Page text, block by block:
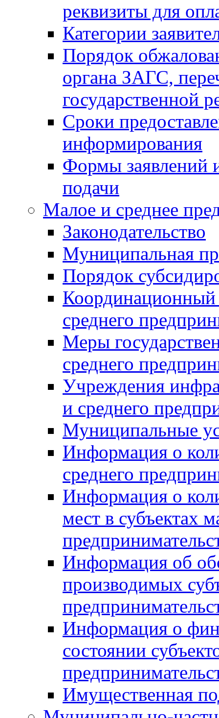
реквизиты для
Категории
Порядок
органа ЗАГС,
государственной
Сроки
информирования
Формы заявлений
подачи
Малое и среднее
Законодательство
Муниципальная
Порядок
Координационный
среднего
Меры
среднего
Учреждения
и среднего
Муниципальные
Информация о
среднего
Информация о
мест в субъектах
Информация об
производимых
Информация о
состоянии
Имущественная